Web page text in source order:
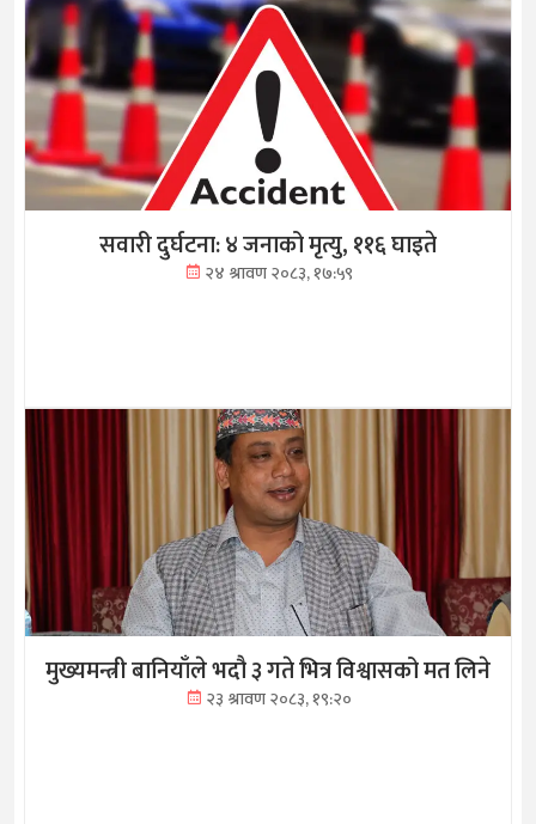
सवारी दुर्घटना: ४ जनाको मृत्यु, ११६ घाइते
२४ श्रावण २०८३, १७:५९
मुख्यमन्त्री बानियाँले भदौ ३ गते भित्र विश्वासको मत लिने
२३ श्रावण २०८३, १९:२०